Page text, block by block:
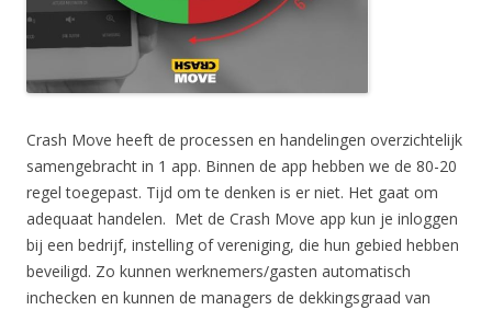
Crash Move heeft de processen en handelingen overzichtelijk
samengebracht in 1 app. Binnen de app hebben we de 80-20
regel toegepast. Tijd om te denken is er niet. Het gaat om
adequaat handelen. Met de Crash Move app kun je inloggen
bij een bedrijf, instelling of vereniging, die hun gebied hebben
beveiligd. Zo kunnen werknemers/gasten automatisch
inchecken en kunnen de managers de dekkingsgraad van